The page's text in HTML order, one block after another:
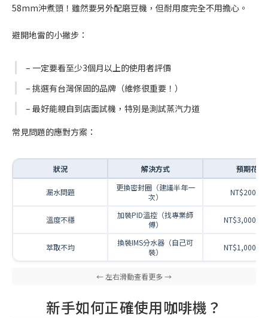
58mm沖煮頭！雖然要另外配磨豆機，但耐用度完全不用擔心。
避開地雷的小撇步：
– 一定要看至少3個月以上的使用者評價
– 挑選有台灣保固的品牌（維修很重要！）
– 最好能親自到店面試機，特別是測試蒸汽力道
常見問題的應對方案：
狀況 解決方式 預期花費
漏水問題
更換密封圈（建議半年一
次）
NT$200-
溫度不穩
加裝PID溫控（找專業師
傅）
NT$3,000-
萃取不均
換裝IMS分水器（自己可
裝）
NT$1,000-
新手如何正確使用咖啡機？